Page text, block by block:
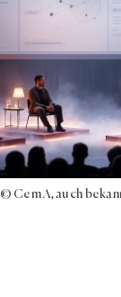
© Cem A, auch